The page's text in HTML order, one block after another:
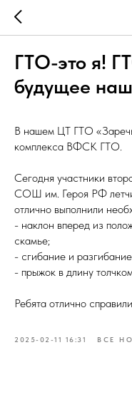
ГТО-это я!
будущее
В нашем ЦТ ГТО
комплекса ВФСК ГТО.
Сегодня участники
СОШ им. Героя РФ
отлично выполнили
- наклон вперед из
скамье;
- сгибание и
- прыжок в длину
Ребята отлично
2025-02-11 16:31 ВСЕ